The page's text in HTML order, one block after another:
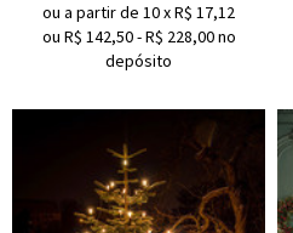
ou a partir de 10xR$ 17,12
ou R$ 142,50-R$ 228,00no
depósito